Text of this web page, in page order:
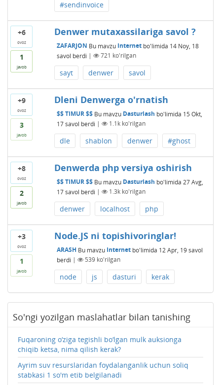
#sendinvoice
+6
ovoz
1
javob
Denwer mutaxassilariga savol ?
ZAFARJON Bu mavzu Internetbo'limida 14 Noy, 18
savol berdi | 721 ko'rilgan
sayt denwer savol
+9
ovoz
3
javob
Dleni Denwerga o'rnatish
$$ TIMUR $$ Bu mavzu Dasturlash bo'limida 15 Okt,
17 savol berdi | 1.1kko'rilgan
dle shablon denwer #ghost
+8
ovoz
2
javob
Denwerda php versiya oshirish
$$ TIMUR $$ Bu mavzu Dasturlash bo'limida 27 Avg,
17 savol berdi | 1.3kko'rilgan
denwer localhost php
+3
ovoz
1
javob
Node.JS ni topishivoringlar!
ARASH Bu mavzu Internetbo'limida 12 Apr, 19 savol
berdi | 539ko'rilgan
node js dasturi kerak
So'ngi yozilgan maslahatlar bilan tanishing
Fuqaroning o‘ziga tegishli bo‘lgan mulk auksionga
chiqib ketsa, nima qilish kerak?
Ayrim suv resurslaridan foydalanganlik uchun soliq
stabkasi 1 so'm etib belgilanadi